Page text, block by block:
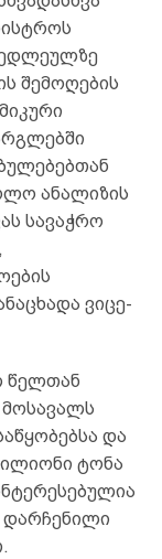
შემოღების
ანალიზის
სავაჭრო
ვიცე-
წელთან
და
ტონა